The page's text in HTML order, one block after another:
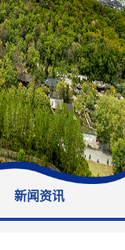
新闻资讯